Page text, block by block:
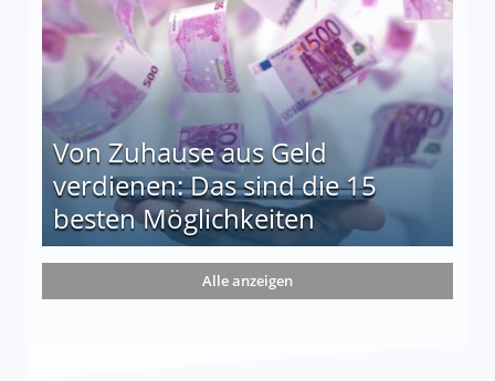
Von Zuhause aus Geld
verdienen: Das sind die 15
besten Möglichkeiten
die 15 besten Möglichkeiten
Alle anzeigen